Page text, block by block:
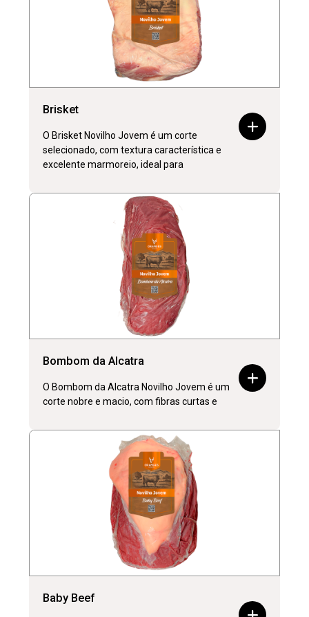
Brisket
O Brisket Novilho Jovem é um corte
selecionado, com textura característica e
excelente marmoreio, ideal para
Bombom da Alcatra
O Bombom da Alcatra Novilho Jovem é um
corte nobre e macio, com fibras curtas e
Baby Beef